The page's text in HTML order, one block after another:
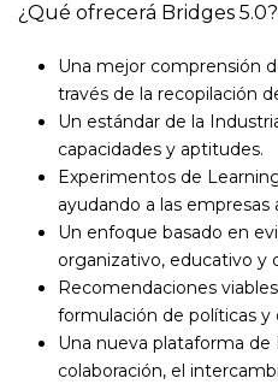
¿Qué ofrecerá Bridges 5.0?
Una mejor comprensión
través de la recopilación
Un estándar de la
capacidades y aptitudes.
Experimentos de
ayudando a las empresas
Un enfoque basado en
organizativo, educativo y
Recomendaciones
formulación de políticas y
Una nueva plataforma de
colaboración, el